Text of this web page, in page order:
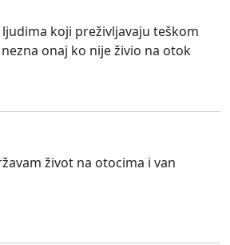
ljudima koji preživljavaju teškom
onaj ko nije živio na otok
život na otocima i van